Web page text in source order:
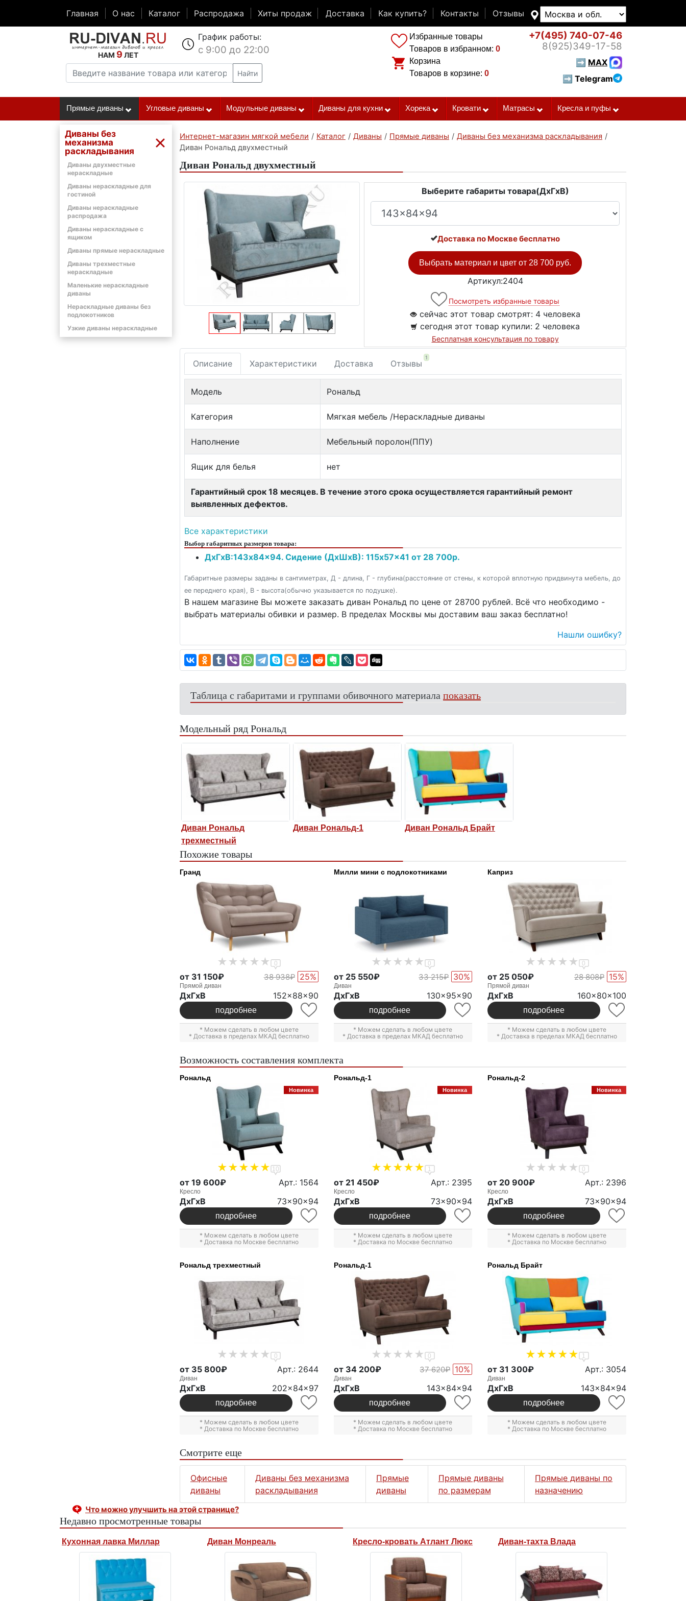
Главная О нас Каталог Распродажа Хиты продаж Доставка Как купить? Контакты Отзывы
НАМ 9 ЛЕТ
График работы:
с 9:00 до 22:00
Найти
Избранные товары
Товаров в избранном: 0
Корзина
Товаров в корзине: 0
+7(495) 740-07-46
8(925)349-17-58
➡ MAX
➡ Telegram
Прямые диваны Угловые диваны Модульные диваны Диваны для кухни Хорека Кровати Матрасы Кресла и пуфы
Диваны без
механизма
раскладывания
Диваны двухместные
нераскладные
Диваны нераскладные для
гостиной
Диваны нераскладные
распродажа
Диваны нераскладные с
ящиком
Диваны прямые нераскладные
Диваны трехместные
нераскладные
Маленькие нераскладные
диваны
Нераскладные диваны без
подлокотников
Узкие диваны нераскладные
Интернет-магазин мягкой мебели / Каталог / Диваны / Прямые диваны / Диваны без механизма раскладывания /
Диван Рональд двухместный
Диван Рональд двухместный
Выберите габариты товара(ДxГxВ)
Доставка по Москве бесплатно
Выбрать материал и цвет от 28 700 руб.
Артикул:2404
Посмотреть избранные товары
сейчас этот товар смотрят: 4 человека
сегодня этот товар купили: 2 человека
Бесплатная консультация по товару
Описание Характеристики Доставка Отзывы
1
Модель Рональд
Категория Мягкая мебель /Нераскладные диваны
Наполнение Мебельный поролон(ППУ)
Ящик для белья нет
Гарантийный срок 18 месяцев. В течение этого срока осуществляется гарантийный ремонт
выявленных дефектов.
Все характеристики
Выбор габаритных размеров товара:
ДxГxВ:143x84x94. Сидение (ДxШxВ): 115x57x41 от 28 700р.
Габаритные размеры заданы в сантиметрах, Д - длина, Г - глубина(расстояние от стены, к которой вплотную придвинута мебель, до
ее переднего края), В - высота(обычно указывается по подушке).
В нашем магазине Вы можете заказать диван Рональд по цене от 28700 рублей. Всё что необходимо -
выбрать материалы обивки и размер. В пределах Москвы мы доставим ваш заказ бесплатно!
Нашли ошибку?
Таблица с габаритами и группами обивочного материалапоказать
Модельный ряд Рональд
Диван Рональд
трехместный
Диван Рональд-1 Диван Рональд Брайт
Похожие товары
Гранд
0
от 31 150₽ 38 938₽ 25%
Прямой диван
ДxГxВ 152x88x90
подробнее
* Можем сделать в любом цвете
* Доставка в пределах МКАД бесплатно
Милли мини с подлокотниками
0
от 25 550₽ 33 215₽ 30%
Диван
ДxГxВ 130x95x90
подробнее
* Можем сделать в любом цвете
* Доставка в пределах МКАД бесплатно
Каприз
0
от 25 050₽ 28 808₽ 15%
Прямой диван
ДxГxВ 160x80x100
подробнее
* Можем сделать в любом цвете
* Доставка в пределах МКАД бесплатно
Возможность составления комплекта
Рональд
Новинка
10
от 19 600₽ Арт.: 1564
Кресло
ДxГxВ 73x90x94
подробнее
* Можем сделать в любом цвете
* Доставка по Москве бесплатно
Рональд-1
Новинка
1
от 21 450₽ Арт.: 2395
Кресло
ДxГxВ 73x90x94
подробнее
* Можем сделать в любом цвете
* Доставка по Москве бесплатно
Рональд-2
Новинка
0
от 20 900₽ Арт.: 2396
Кресло
ДxГxВ 73x90x94
подробнее
* Можем сделать в любом цвете
* Доставка по Москве бесплатно
Рональд трехместный
0
от 35 800₽ Арт.: 2644
Диван
ДxГxВ 202x84x97
подробнее
* Можем сделать в любом цвете
* Доставка по Москве бесплатно
Рональд-1
0
от 34 200₽ 37 620₽ 10%
Диван
ДxГxВ 143x84x94
подробнее
* Можем сделать в любом цвете
* Доставка по Москве бесплатно
Рональд Брайт
1
от 31 300₽ Арт.: 3054
Диван
ДxГxВ 143x84x94
подробнее
* Можем сделать в любом цвете
* Доставка по Москве бесплатно
Смотрите еще
Офисные
диваны
Диваны без механизма
раскладывания
Прямые
диваны
Прямые диваны
по размерам
Прямые диваны по
назначению
Что можно улучшить на этой странице?
Недавно просмотренные товары
Кухонная лавка Миллар Диван Монреаль Кресло-кровать Атлант Люкс Диван-тахта Влада